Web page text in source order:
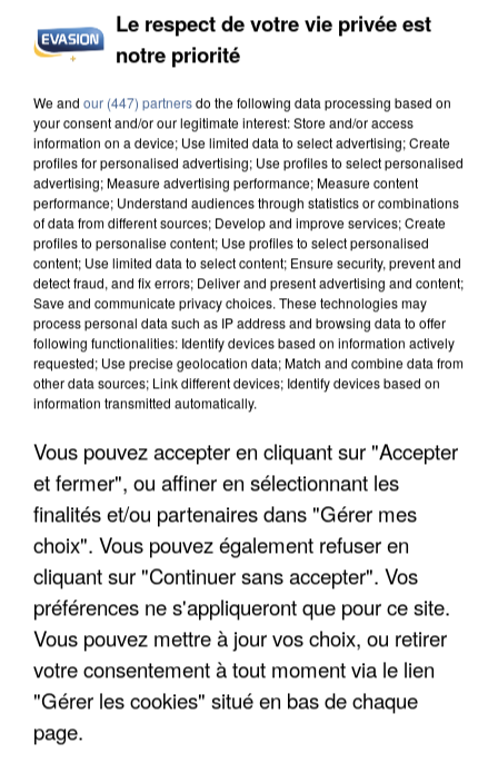
MAFIA INTERPELLÉ EN ALGÉRIE
UN SECOND CADRE DE LA DZ MAFIA
INTERPELLÉ EN ALGÉRIE
Le respect de votre vie privée est
notre priorité
We and our (447) partnersdo the following data processing based on
your consent and/or our legitimate interest: Store and/or access
information on a device; Use limited data to select advertising; Create
profiles for personalised advertising; Use profiles to select personalised
advertising; Measure advertising performance; Measure content
performance; Understand audiences through statistics or combinations
of data from different sources; Develop and improve services; Create
profiles to personalise content; Use profiles to select personalised
content; Use limited data to select content; Ensure security, prevent and
detect fraud, and fix errors; Deliver and present advertising and content;
Save and communicate privacy choices. These technologies may
process personal data such as IP address and browsing data to offer
following functionalities: Identify devices based on information actively
requested; Use precise geolocation data; Match and combine data from
other data sources; Link different devices; Identify devices based on
information transmitted automatically.
Vous pouvez accepter en cliquant sur "Accepter
et fermer", ou affiner en sélectionnant les
finalités et/ou partenaires dans "Gérer mes
choix". Vous pouvez également refuser en
cliquant sur "Continuer sans accepter". Vos
préférences ne s'appliqueront que pour ce site.
Vous pouvez mettre à jour vos choix, ou retirer
votre consentement à tout moment via le lien
"Gérer les cookies" situé en bas de chaque
page.